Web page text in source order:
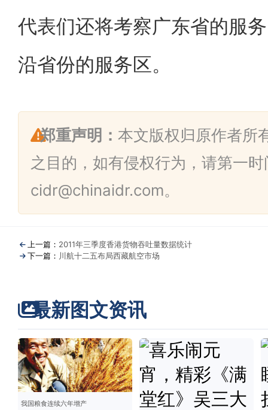
代表们还将考察广东省的服
沿省份的服务区。
郑重声明： 本文版权归原作者所
之目的，如有侵权行为，请第一
cidr@chinaidr.com。
上一篇： 2011年三季度香港货物吞吐量数据统计
下一篇： 川航十二五布局西藏航空市场
最新图文资讯
我国粮食连续六年增产